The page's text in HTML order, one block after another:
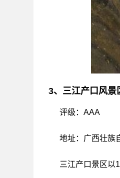
3、三江产口风景
评级：AAA
地址：广西壮族
三江产口景区以